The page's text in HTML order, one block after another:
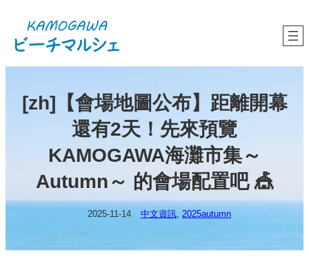
[zh]【會場地圖公布】距離開幕
還有2天！先來預覽
KAMOGAWA海灘市集～
Autumn～ 的會場配置吧 🎪
2025-11-14 中文資訊, 2025autumn